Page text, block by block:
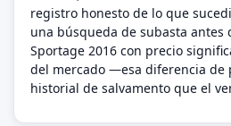
registro honesto de lo que
una búsqueda de subasta antes
Sportage 2016 con precio
del mercado —esa diferencia de
historial de salvamento que el